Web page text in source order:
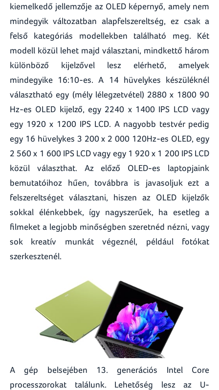
kiemelkedő jellemzője az OLED képernyő, amely nem
mindegyik változatban alapfelszereltség, ez csak a
felső kategóriás modellekben található meg. Két
modell közül lehet majd választani, mindkettő három
különböző kijelzővel lesz elérhető, amelyek
mindegyike 16:10-es. A 14 hüvelykes készüléknél
választható egy (mély lélegzetvétel) 2880 x 1800 90
Hz-es OLED kijelző, egy 2240 x 1400 IPS LCD vagy
egy 1920 x 1200 IPS LCD. A nagyobb testvér pedig
egy 16 hüvelykes 3 200 x 2 000 120Hz-es OLED, egy
2 560 x 1 600 IPS LCD vagy egy 1 920 x 1 200 IPS LCD
közül választhat. Az előző OLED-es laptopjaink
bemutatóihoz hűen, továbbra is javasoljuk ezt a
felszereltséget választani, hiszen az OLED kijelzők
sokkal élénkebbek, így nagyszerűek, ha esetleg a
filmeket a legjobb minőségben szeretnéd nézni, vagy
sok kreatív munkát végeznél, például fotókat
szerkesztenél.
A gép belsejében 13. generációs Intel Core
processzorokat találunk. Lehetőség lesz az U-